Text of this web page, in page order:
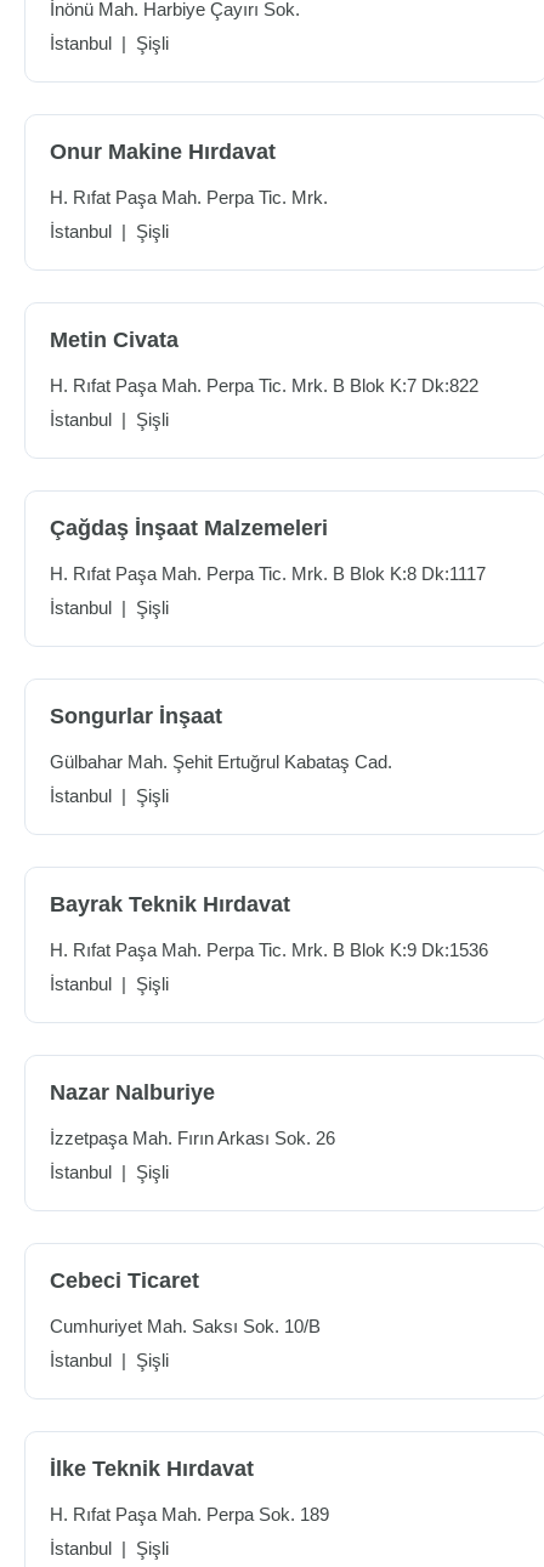
İnönü Mah. Harbiye Çayırı Sok.
İstanbul | Şişli
Onur Makine Hırdavat
H. Rıfat Paşa Mah. Perpa Tic. Mrk.
İstanbul | Şişli
Metin Civata
H. Rıfat Paşa Mah. Perpa Tic. Mrk. B Blok K:7 Dk:822
İstanbul | Şişli
Çağdaş İnşaat Malzemeleri
H. Rıfat Paşa Mah. Perpa Tic. Mrk. B Blok K:8 Dk:1117
İstanbul | Şişli
Songurlar İnşaat
Gülbahar Mah. Şehit Ertuğrul Kabataş Cad.
İstanbul | Şişli
Bayrak Teknik Hırdavat
H. Rıfat Paşa Mah. Perpa Tic. Mrk. B Blok K:9 Dk:1536
İstanbul | Şişli
Nazar Nalburiye
İzzetpaşa Mah. Fırın Arkası Sok. 26
İstanbul | Şişli
Cebeci Ticaret
Cumhuriyet Mah. Saksı Sok. 10/B
İstanbul | Şişli
İlke Teknik Hırdavat
H. Rıfat Paşa Mah. Perpa Sok. 189
İstanbul | Şişli